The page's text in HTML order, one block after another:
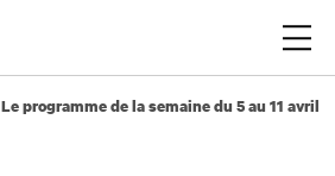
Le programme de la semaine du 5 au 11 avril